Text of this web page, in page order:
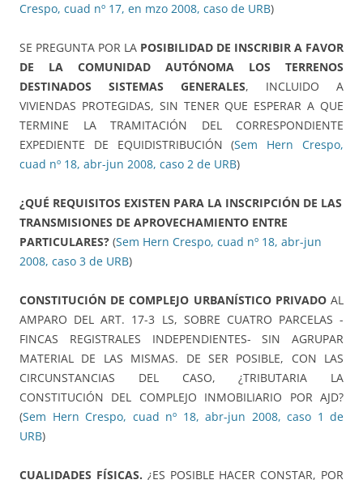
Crespo, cuad nº 17, en mzo 2008, caso de URB)
SE PREGUNTA POR LA POSIBILIDAD DE INSCRIBIR A FAVOR
DE LA COMUNIDAD AUTÓNOMA LOS TERRENOS
DESTINADOS SISTEMAS GENERALES, INCLUIDO A
VIVIENDAS PROTEGIDAS, SIN TENER QUE ESPERAR A QUE
TERMINE LA TRAMITACIÓN DEL CORRESPONDIENTE
EXPEDIENTE DE EQUIDISTRIBUCIÓN (Sem Hern Crespo,
cuad nº 18, abr-jun 2008, caso 2 de URB)
¿QUÉ REQUISITOS EXISTEN PARA LA INSCRIPCIÓN DE LAS
TRANSMISIONES DE APROVECHAMIENTO ENTRE
PARTICULARES? (Sem Hern Crespo, cuad nº 18, abr-jun
2008, caso 3 de URB)
CONSTITUCIÓN DE COMPLEJO URBANÍSTICO PRIVADOAL
AMPARO DEL ART. 17-3 LS, SOBRE CUATRO PARCELAS -
FINCAS REGISTRALES INDEPENDIENTES- SIN AGRUPAR
MATERIAL DE LAS MISMAS. DE SER POSIBLE, CON LAS
CIRCUNSTANCIAS DEL CASO, ¿TRIBUTARIA LA
CONSTITUCIÓN DEL COMPLEJO INMOBILIARIO POR AJD?
(Sem Hern Crespo, cuad nº 18, abr-jun 2008, caso 1 de
URB)
CUALIDADES FÍSICAS. ¿ES POSIBLE HACER CONSTAR, POR